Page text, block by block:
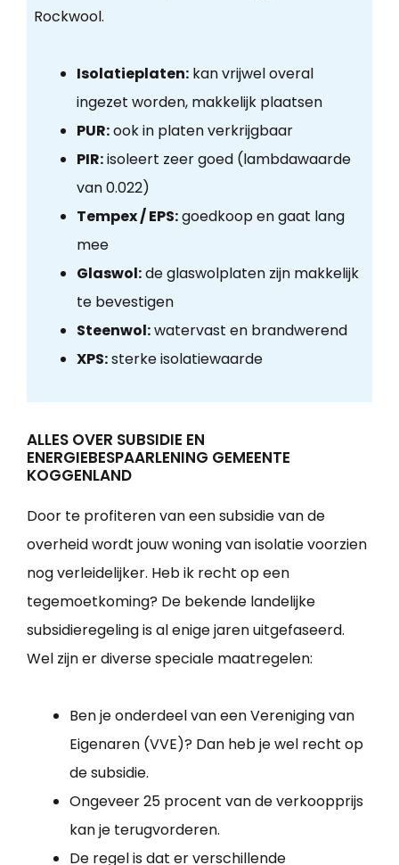
Rockwool.
Isolatieplaten:kan vrijwel overal
ingezet worden, makkelijk plaatsen
PUR:ook in platen verkrijgbaar
PIR:isoleert zeer goed (lambdawaarde
van 0.022)
Tempex / EPS:goedkoop en gaat lang
mee
Glaswol:de glaswolplaten zijn makkelijk
te bevestigen
Steenwol:watervast en brandwerend
XPS:sterke isolatiewaarde
ALLES OVER SUBSIDIE EN
ENERGIEBESPAARLENING GEMEENTE
KOGGENLAND
Door te profiteren van een subsidie van de
overheid wordt jouw woning van isolatie voorzien
nog verleidelijker. Heb ik recht op een
tegemoetkoming? De bekende landelijke
subsidieregeling is al enige jaren uitgefaseerd.
Wel zijn er diverse speciale maatregelen:
Ben je onderdeel van een Vereniging van
Eigenaren (VVE)? Dan heb je wel recht op
de subsidie.
Ongeveer 25 procent van de verkoopprijs
kan je terugvorderen.
De regel is dat er verschillende